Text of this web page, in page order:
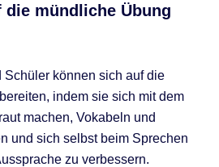
mündliche Übung
können sich auf die
indem sie sich mit dem
machen, Vokabeln und
und sich selbst beim Sprechen
zu verbessern.